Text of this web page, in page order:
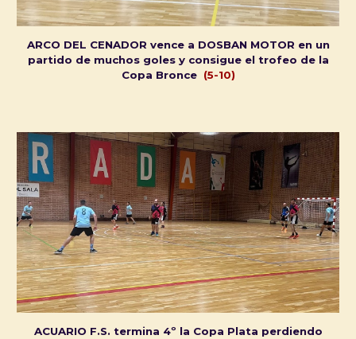
ARCO DEL CENADOR vence a DOSBAN MOTOR en un
partido de muchos goles y consigue el trofeo de la
Copa Bronce (5-10)
ACUARIO F.S. termina 4º la Copa Plata perdiendo